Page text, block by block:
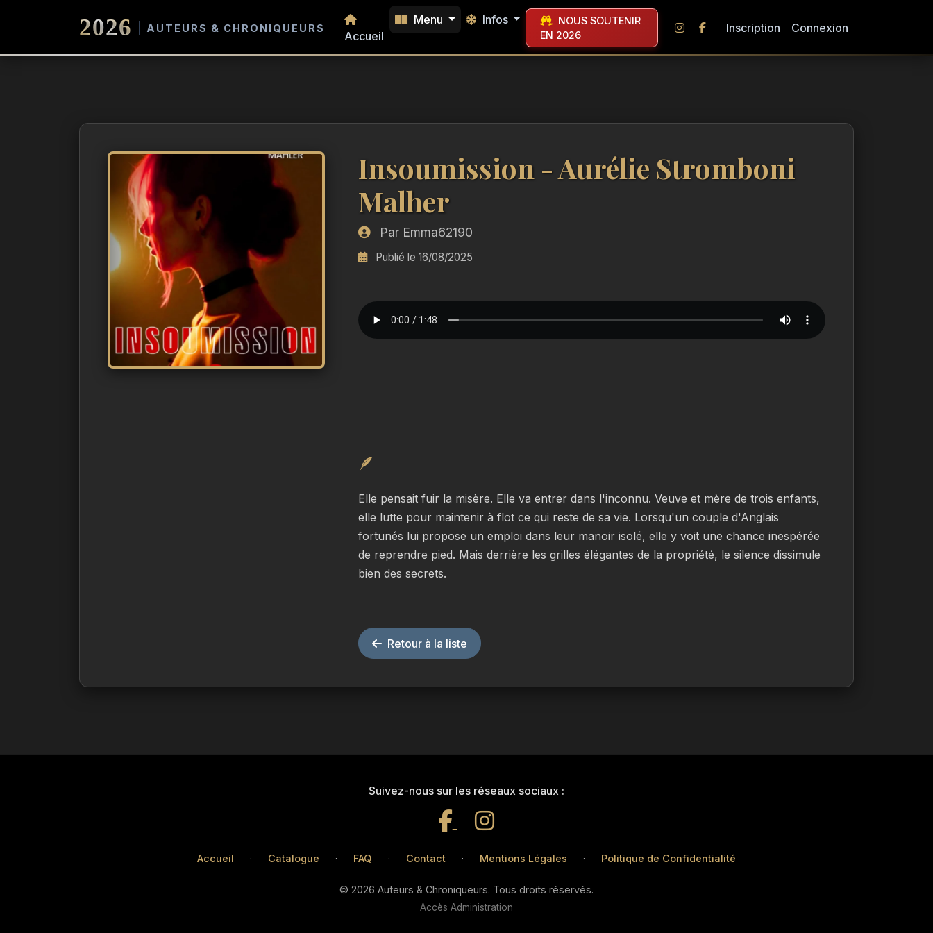
2026 AUTEURS & CHRONIQUEURS
Accueil
Menu Infos
NOUS SOUTENIR
EN 2026
Inscription Connexion
Insoumission - Aurélie Stromboni
Malher
Par Emma62190
Publié le 16/08/2025
🪶
Elle pensait fuir la misère. Elle va entrer dans l'inconnu. Veuve et mère de trois enfants,
elle lutte pour maintenir à flot ce qui reste de sa vie. Lorsqu'un couple d'Anglais
fortunés lui propose un emploi dans leur manoir isolé, elle y voit une chance inespérée
de reprendre pied. Mais derrière les grilles élégantes de la propriété, le silence dissimule
bien des secrets.
Retour à la liste
Suivez-nous sur les réseaux sociaux :
Accueil · Catalogue · FAQ · Contact · Mentions Légales · Politique de Confidentialité
© 2026 Auteurs & Chroniqueurs. Tous droits réservés.
Accès Administration